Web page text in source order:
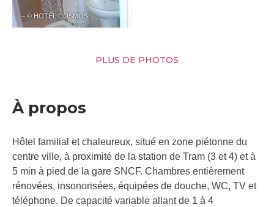
– © HOTEL COSMOS
PLUS DE PHOTOS
À propos
Hôtel familial et chaleureux, situé en zone piétonne du
centre ville, à proximité de la station de Tram (3 et 4) et à
5 min à pied de la gare SNCF. Chambres entièrement
rénovées, insonorisées, équipées de douche, WC, TV et
téléphone. De capacité variable allant de 1 à 4